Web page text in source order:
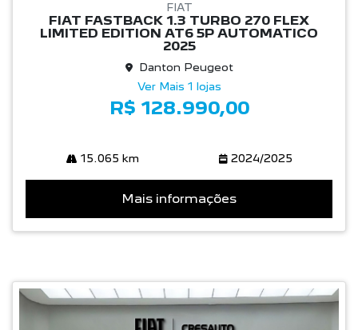
FIAT
FIAT FASTBACK 1.3 TURBO 270 FLEX
LIMITED EDITION AT6 5P AUTOMATICO
2025
Danton Peugeot
Ver Mais 1 lojas
R$ 128.990,00
15.065 km 2024/2025
Mais informações